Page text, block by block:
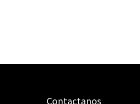
Contactanos